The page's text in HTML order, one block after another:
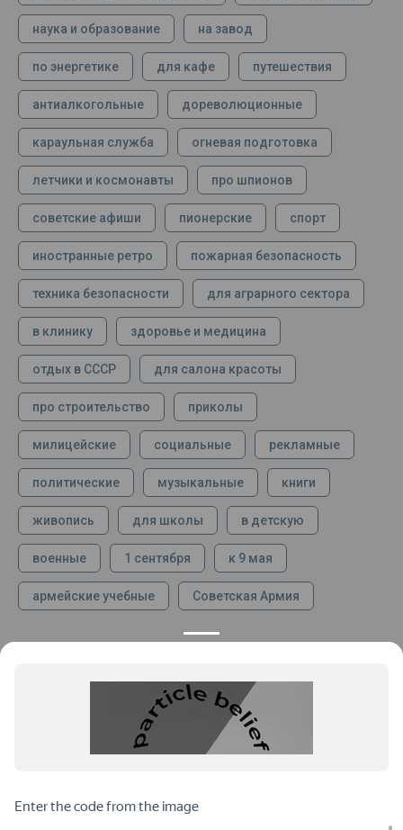
наука и образование на завод
по энергетике для кафе путешествия
антиалкогольные дореволюционные
караульная служба огневая подготовка
летчики и космонавты про шпионов
советские афиши пионерские спорт
иностранные ретро пожарная безопасность
техника безопасности для аграрного сектора
в клинику здоровье и медицина
отдых в СССР для салона красоты
про строительство приколы
милицейские социальные рекламные
политические музыкальные книги
живопись для школы в детскую
военные 1 сентября к 9 мая
армейские учебные Советская Армия
info@st-dialog.ru
ПРОДУКЦИЯ